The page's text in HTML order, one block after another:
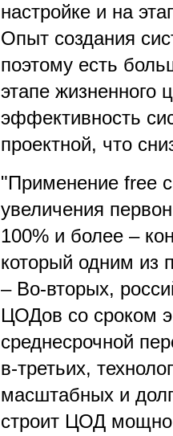
настройке и на
Опыт создания
поэтому есть
этапе жизненного
эффективность
проектной, что
"Применение free
увеличения
100% и более –
который одним из
– Во-вторых,
ЦОДов со сроком
среднесрочной
в-третьих,
масштабных и
строит ЦОД